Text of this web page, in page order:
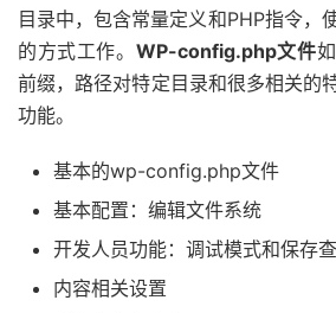
目录中，包含常量定义和PHP指令，
的方式工作。 WP-config.php文件
前缀，路径对特定目录和很多相关的
功能。
基本的wp-config.php文件
基本配置：编辑文件系统
开发人员功能：调试模式和保存
内容相关设置